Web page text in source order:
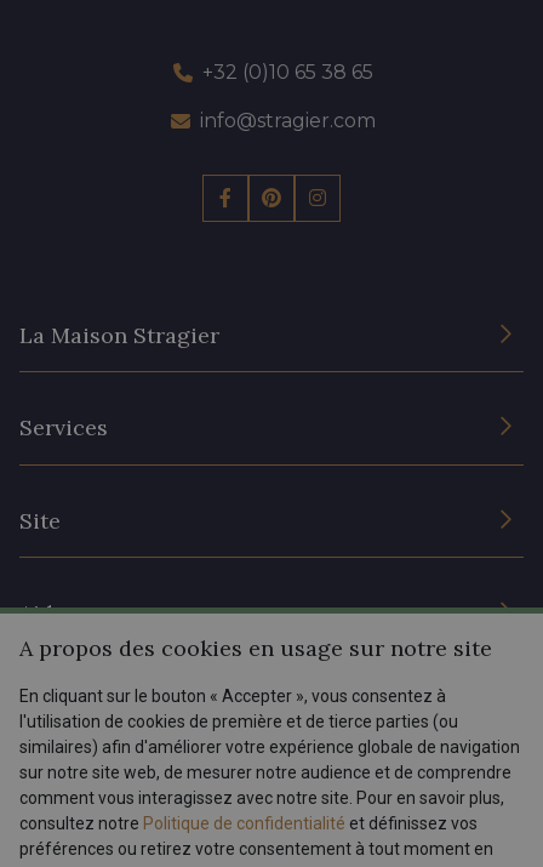
+32 (0)10 65 38 65
info@stragier.com
La Maison Stragier
Services
Site
Prix réduits
Magazine
Aide
Livraison : France, Belgique, International
Retours & réclamations
FAQ - Questions fréquentes
Modes de paiements
Menu
Tous nos tissus
Magazine
FR EN
A propos des cookies en usage sur notre site
En cliquant sur le bouton « Accepter », vous consentez à
l'utilisation de cookies de première et de tierce parties (ou
similaires) afin d'améliorer votre expérience globale de navigation
sur notre site web, de mesurer notre audience et de comprendre
comment vous interagissez avec notre site. Pour en savoir plus,
consultez notre Politique de confidentialité et définissez vos
préférences ou retirez votre consentement à tout moment en